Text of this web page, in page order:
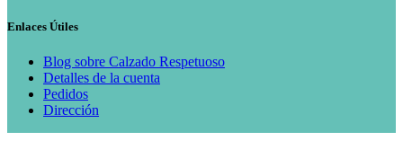
Enlaces Útiles
Blog sobre Calzado Respetuoso
Detalles de la cuenta
Pedidos
Dirección